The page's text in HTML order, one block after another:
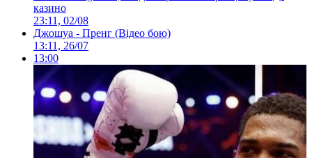
казино
23:11, 02/08
Джошуа - Пренг (Відео бою)
13:11, 26/07
13:00